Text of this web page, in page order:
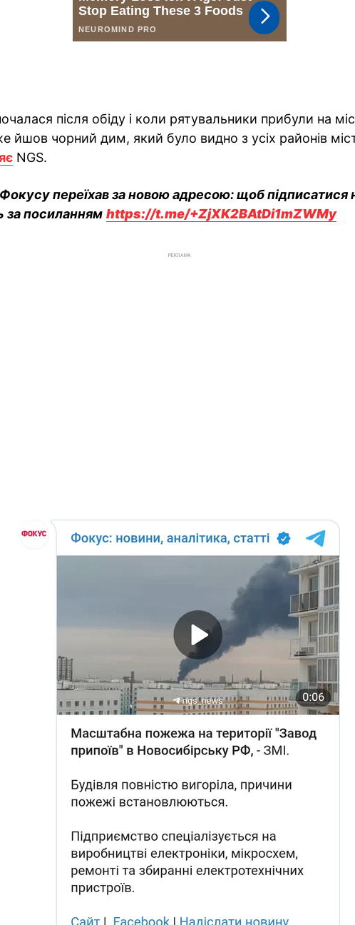
після обіду і коли рятувальники прибули на
йшов чорний дим, який було видно з усіх районів
NGS.
переїхав за новою адресою: щоб підписатися
за посиланням https://t.me/+ZjXK2BAtDi1mZWMy
РЕКЛАМА